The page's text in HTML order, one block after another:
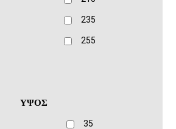
235
255
ΥΨΟΣ
35